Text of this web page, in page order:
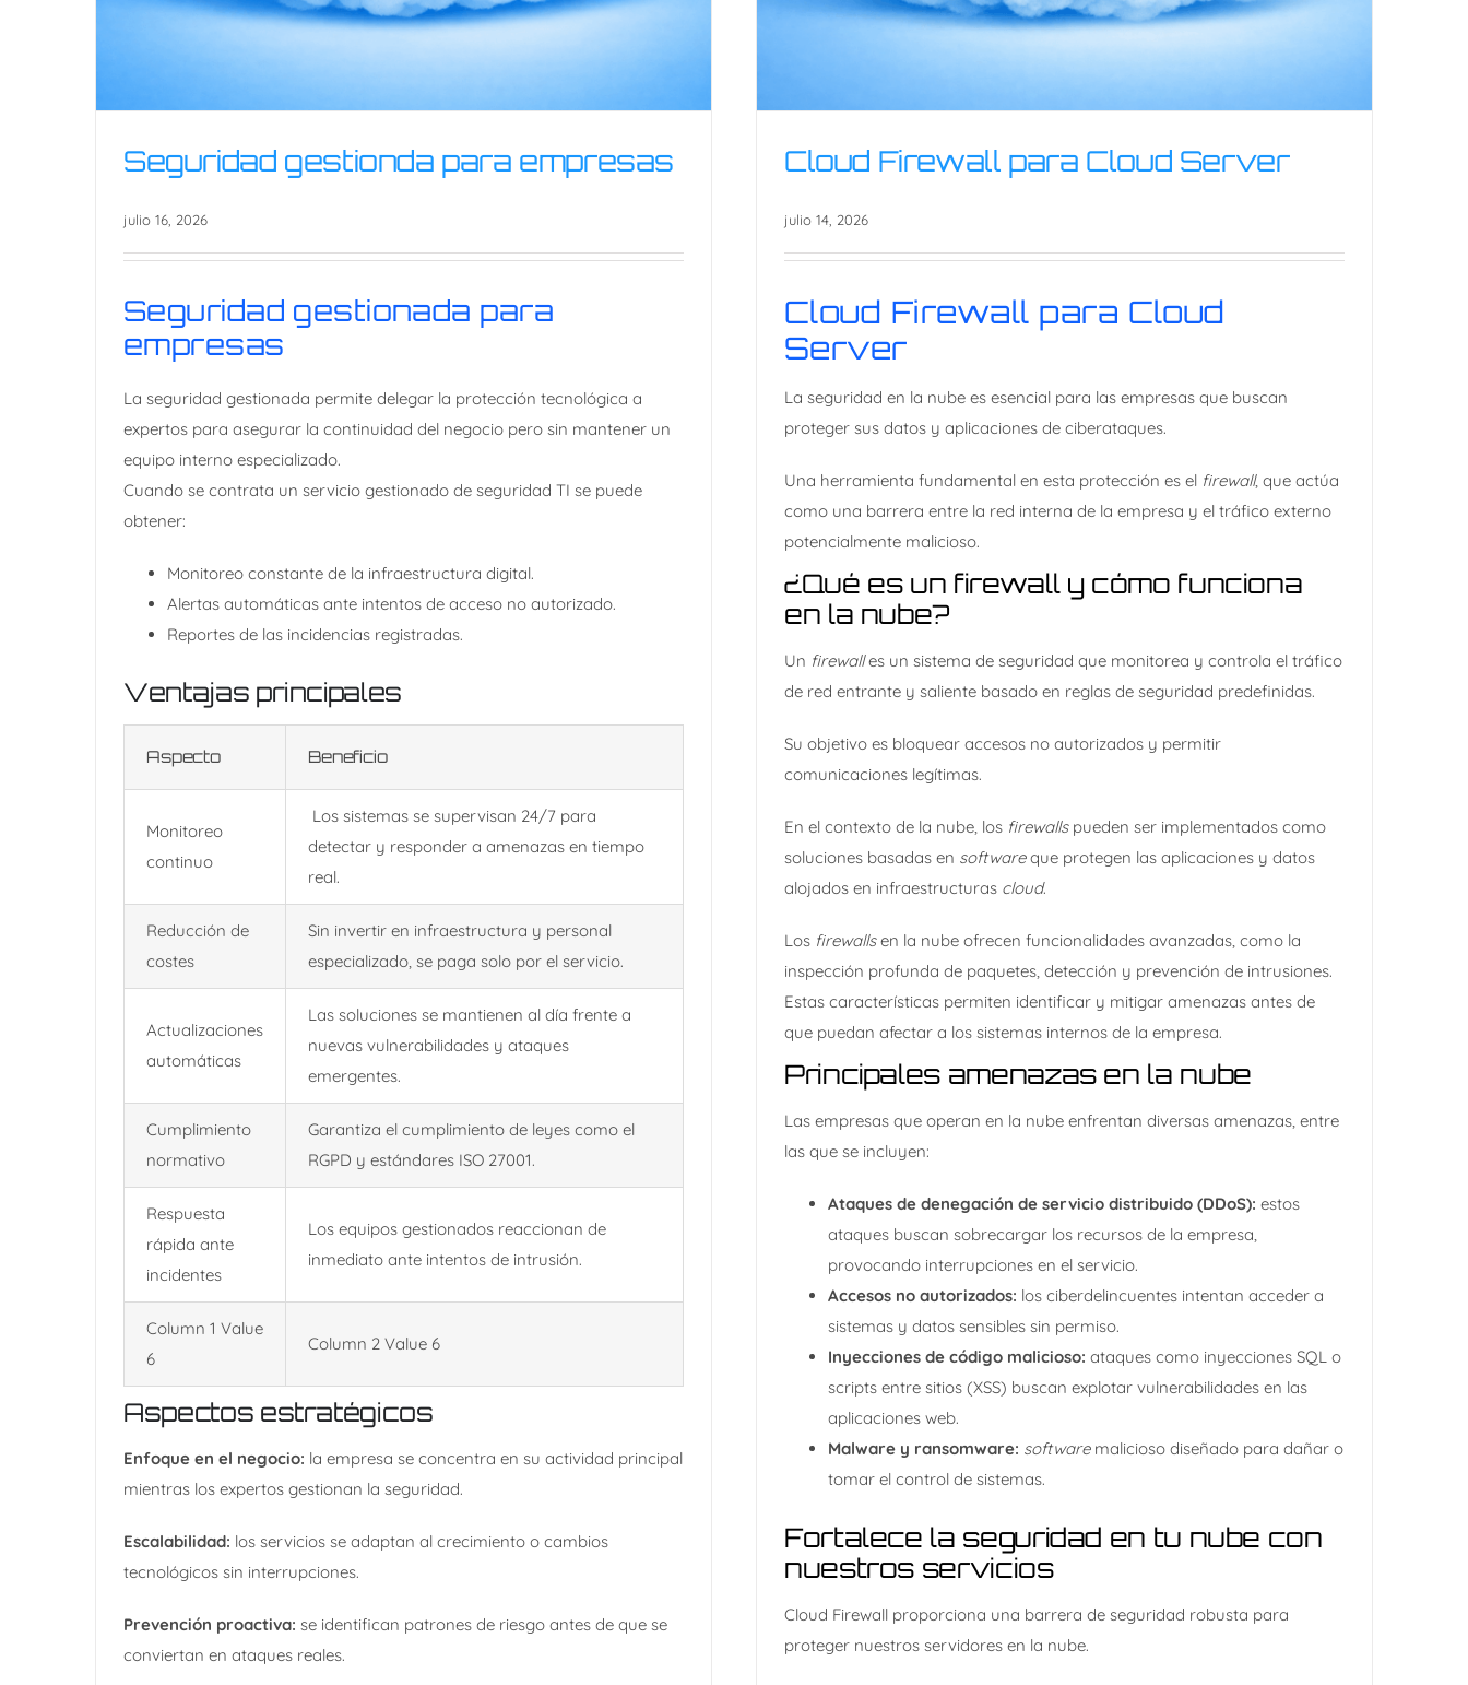
Seguridad gestionda para empresas
Seguridad gestionda para empresas
julio 16, 2026
Seguridad gestionada para
empresas
La seguridad gestionada permite delegar la protección tecnológica a
expertos para asegurar la continuidad del negocio pero sin mantener un
equipo interno especializado.
Cuando se contrata un servicio gestionado de seguridad TI se puede
obtener:
Monitoreo constante de la infraestructura digital.
Alertas automáticas ante intentos de acceso no autorizado.
Reportes de las incidencias registradas.
Ventajas principales
Aspecto Beneficio
Monitoreo
continuo
Los sistemas se supervisan 24/7 para
detectar y responder a amenazas en tiempo
real.
Reducción de
costes
Sin invertir en infraestructura y personal
especializado, se paga solo por el servicio.
Actualizaciones
automáticas
Las soluciones se mantienen al día frente a
nuevas vulnerabilidades y ataques
emergentes.
Cumplimiento
normativo
Garantiza el cumplimiento de leyes como el
RGPD y estándares ISO 27001.
Respuesta
rápida ante
incidentes
Los equipos gestionados reaccionan de
inmediato ante intentos de intrusión.
Column 1 Value
6
Column 2 Value 6
Aspectos estratégicos
Enfoque en el negocio: la empresa se concentra en su actividad principal
mientras los expertos gestionan la seguridad.
Escalabilidad: los servicios se adaptan al crecimiento o cambios
tecnológicos sin interrupciones.
Prevención proactiva: se identifican patrones de riesgo antes de que se
conviertan en ataques reales.
Cloud Firewall para Cloud Server
Cloud Firewall para Cloud Server
julio 14, 2026
Cloud Firewall para Cloud
Server
​La seguridad en la nube es esencial para las empresas que buscan
proteger sus datos y aplicaciones de ciberataques.
Una herramienta fundamental en esta protección es el firewall, que actúa
como una barrera entre la red interna de la empresa y el tráfico externo
potencialmente malicioso.
¿Qué es un firewall y cómo funciona
en la nube?
Un firewalles un sistema de seguridad que monitorea y controla el tráfico
de red entrante y saliente basado en reglas de seguridad predefinidas.
Su objetivo es bloquear accesos no autorizados y permitir
comunicaciones legítimas.
En el contexto de la nube, los firewallspueden ser implementados como
soluciones basadas en softwareque protegen las aplicaciones y datos
alojados en infraestructuras cloud.​
Los firewallsen la nube ofrecen funcionalidades avanzadas, como la
inspección profunda de paquetes, detección y prevención de intrusiones.
Estas características permiten identificar y mitigar amenazas antes de
que puedan afectar a los sistemas internos de la empresa.​
Principales amenazas en la nube
Las empresas que operan en la nube enfrentan diversas amenazas, entre
las que se incluyen:​
Ataques de denegación de servicio distribuido (DDoS): estos
ataques buscan sobrecargar los recursos de la empresa,
provocando interrupciones en el servicio.​
Accesos no autorizados: los ciberdelincuentes intentan acceder a
sistemas y datos sensibles sin permiso.
Inyecciones de código malicioso: ataques como inyecciones SQL o
scripts entre sitios (XSS) buscan explotar vulnerabilidades en las
aplicaciones web.​
Malware y ransomware: softwaremalicioso diseñado para dañar o
tomar el control de sistemas.​
Fortalece la seguridad en tu nube con
nuestros servicios
Cloud Firewall proporciona una barrera de seguridad robusta para
proteger nuestros servidores en la nube.